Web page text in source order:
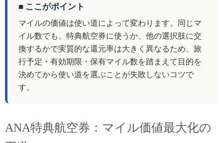
■ ここがポイント
マイルの価値は使い道によって変わります。同じマ
イル数でも、特典航空券に使うか、他の選択肢に交
換するかで実質的な還元率は大きく異なるため、旅
行予定・有効期限・保有マイル数を踏まえて目的を
決めてから使い道を選ぶことが失敗しないコツで
す。
ANA特典航空券：マイル価値最大化の